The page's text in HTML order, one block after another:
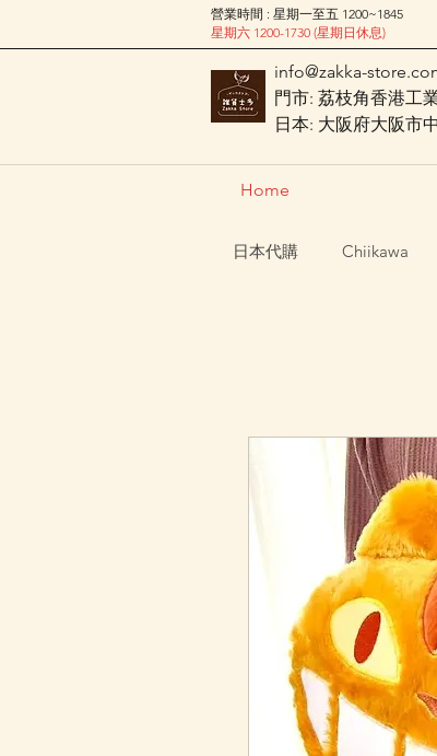
營業時間 : 星期一至五 1200~1845
星期六 1200-1730 (星期日休息)
info@zakka-
門市: 荔枝角香港工
日本: 大阪府大阪市
Home
日本代購 Chiikawa